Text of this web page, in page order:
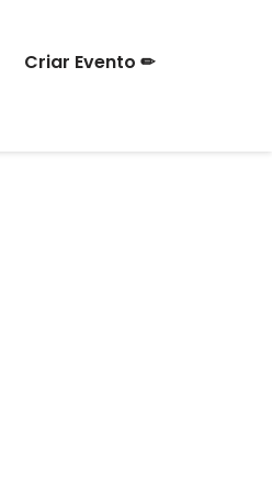
Criar Evento ✏